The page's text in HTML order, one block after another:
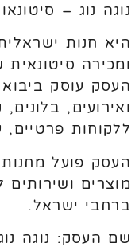
נוגה נוג –
היא חנות
ומכירה
העסק עוסק ביבוא
ואירועים,
ללקוחות פרטיים,
העסק פועל
מוצרים ושירותים
ברחבי ישראל.
שם העסק: נוגה